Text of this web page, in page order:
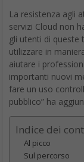
La resistenza agli
servizi Cloud non
gli utenti di queste
utilizzare in
aiutare i
importanti nuovi
fare un uso
pubblico” ha
Indice dei
Al picco
Sul percorso